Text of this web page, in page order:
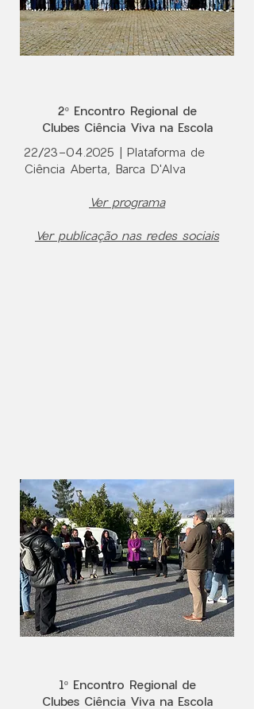
2º Encontro Regional de
Clubes Ciência Viva na Escola
22/23-04.2025 | Plataforma de
Ciência Aberta, Barca D'Alva
Ver programa
Ver publicação nas redes sociais
1º Encontro Regional de
Clubes Ciência Viva na Escola